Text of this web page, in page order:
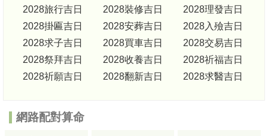
2028旅行吉日
2028裝修吉日
2028理發吉日
2028掛匾吉日
2028安葬吉日
2028入殮吉日
2028求子吉日
2028買車吉日
2028交易吉日
2028祭拜吉日
2028收養吉日
2028祈福吉日
2028祈願吉日
2028翻新吉日 2028求醫吉日
網路配對算命